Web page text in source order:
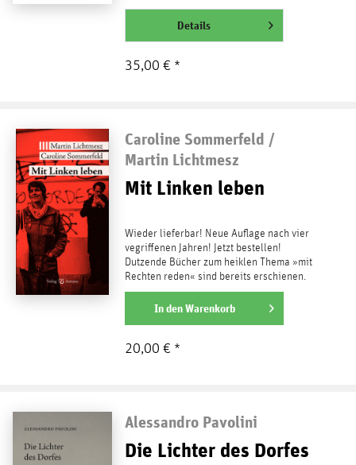
abgestuft Formen und Spielarten der
Repression,...
weiterlesen
Details
35,00 € *
Caroline Sommerfeld /
Martin Lichtmesz
Mit Linken leben
Wieder lieferbar! Neue Auflage nach vier
vegriffenen Jahren! Jetzt bestellen!
Dutzende Bücher zum heiklen Thema »mit
Rechten reden« sind bereits erschienen.
Die »Rechten«: der...
weiterlesen
In denWarenkorb
20,00 € *
Alessandro Pavolini
Die Lichter des Dorfes